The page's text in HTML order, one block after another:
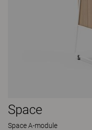
Space
Space A-module